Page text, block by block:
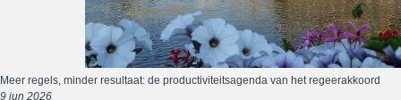
Meer regels, minder resultaat: de productiviteitsagenda van het regeerakkoord
9 jun 2026